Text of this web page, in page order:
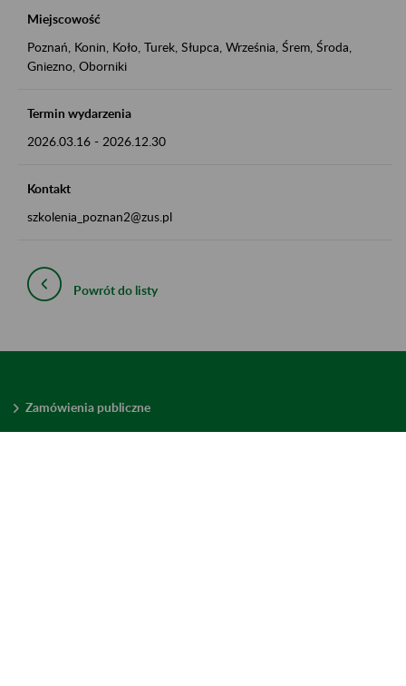
Miejscowość
Poznań, Konin, Koło, Turek, Słupca, Września, Śrem, Środa,
Gniezno, Oborniki
Termin wydarzenia
2026.03.16 - 2026.12.30
Kontakt
szkolenia_poznan2@zus.pl
Powrót do listy
Zamówienia publiczne